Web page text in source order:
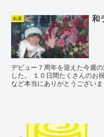
出演 和
デビュー７周年を迎えた今週
した。 １０日間たくさんのお
など本当にありがとうござい